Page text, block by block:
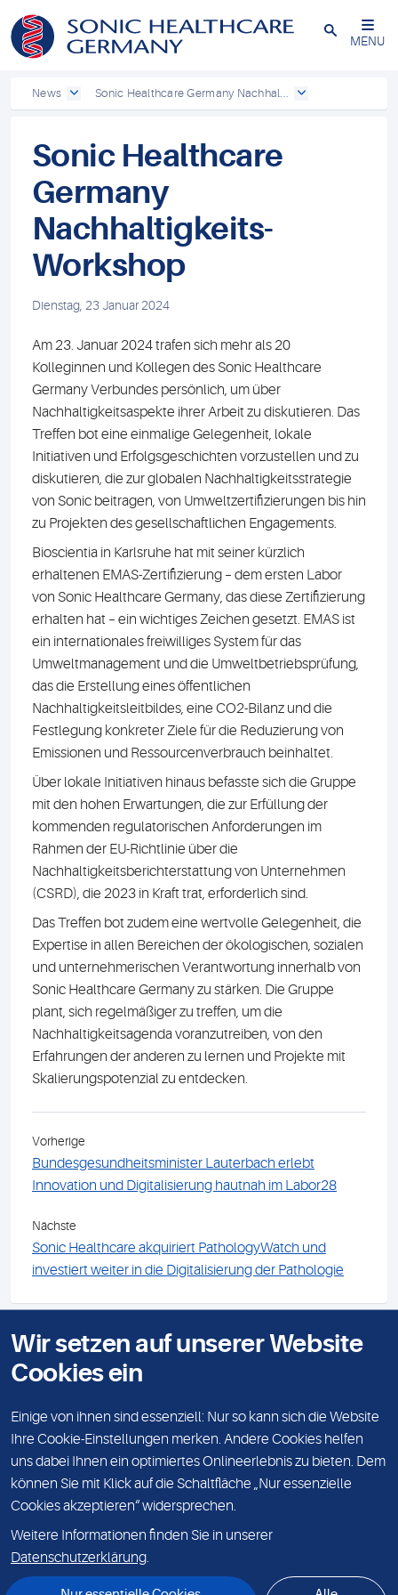
Schließen
MENU
News Sonic Healthcare Germany Nachhal...
Sonic Healthcare
Germany
Nachhaltigkeits-
Workshop
Dienstag, 23 Januar 2024
Am 23. Januar 2024 trafen sich mehr als 20
Kolleginnen und Kollegen des Sonic Healthcare
Germany Verbundes persönlich, um über
Nachhaltigkeitsaspekte ihrer Arbeit zu diskutieren. Das
Treffen bot eine einmalige Gelegenheit, lokale
Initiativen und Erfolgsgeschichten vorzustellen und zu
diskutieren, die zur globalen Nachhaltigkeitsstrategie
von Sonic beitragen, von Umweltzertifizierungen bis hin
zu Projekten des gesellschaftlichen Engagements.
Bioscientia in Karlsruhe hat mit seiner kürzlich
erhaltenen EMAS-Zertifizierung – dem ersten Labor
von Sonic Healthcare Germany, das diese Zertifizierung
erhalten hat – ein wichtiges Zeichen gesetzt. EMAS ist
ein internationales freiwilliges System für das
Umweltmanagement und die Umweltbetriebsprüfung,
das die Erstellung eines öffentlichen
Nachhaltigkeitsleitbildes, eine CO2-Bilanz und die
Festlegung konkreter Ziele für die Reduzierung von
Emissionen und Ressourcenverbrauch beinhaltet.
Über lokale Initiativen hinaus befasste sich die Gruppe
mit den hohen Erwartungen, die zur Erfüllung der
kommenden regulatorischen Anforderungen im
Rahmen der EU-Richtlinie über die
Nachhaltigkeitsberichterstattung von Unternehmen
(CSRD), die 2023 in Kraft trat, erforderlich sind.
Das Treffen bot zudem eine wertvolle Gelegenheit, die
Expertise in allen Bereichen der ökologischen, sozialen
und unternehmerischen Verantwortung innerhalb von
Sonic Healthcare Germany zu stärken. Die Gruppe
plant, sich regelmäßiger zu treffen, um die
Nachhaltigkeitsagenda voranzutreiben, von den
Erfahrungen der anderen zu lernen und Projekte mit
Skalierungspotenzial zu entdecken.
Vorherige
Bundesgesundheitsminister Lauterbach erlebt
Innovation und Digitalisierung hautnah im Labor28
Nächste
Sonic Healthcare akquiriert PathologyWatch und
investiert weiter in die Digitalisierung der Pathologie
KONTAKT
IMPRESSUM
DATENSCHUTZ
KARRIERE
VERANSTALTUNGEN
Sonic Healthcare Germany GmbH & Co. KG, Mecklenburgische Straße 28,
14197 Berlin
Wir setzen auf unserer Website
Cookies ein
Einige von ihnen sind essenziell: Nur so kann sich die Website
Ihre Cookie-Einstellungen merken. Andere Cookies helfen
uns dabei Ihnen ein optimiertes Onlineerlebnis zu bieten. Dem
können Sie mit Klick auf die Schaltfläche „Nur essenzielle
Cookies akzeptieren“ widersprechen.
Weitere Informationen finden Sie in unserer
Datenschutzerklärung.